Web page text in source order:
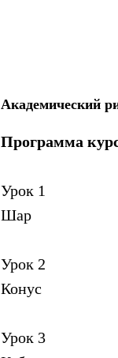
Академический
Программа
Урок 1
Шар
Урок 2
Конус
Урок 3